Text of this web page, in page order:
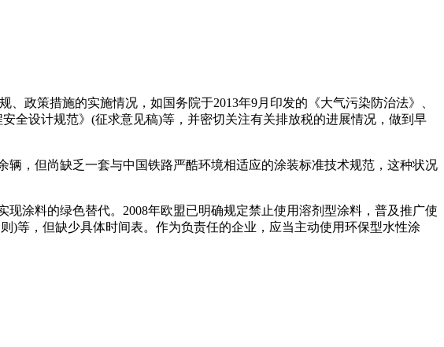
策措施的实施情况，如国务院于2013年9月印发的《大气污染防治法》、
全设计规范》(征求意见稿)等，并密切关注有关排放税的进展情况，做到早
，但尚缺乏一套与中国铁路严酷环境相适应的涂装标准技术规范，这种状况
料的绿色替代。2008年欧盟已明确规定禁止使用溶剂型涂料，普及推广使
)等，但缺少具体时间表。作为负责任的企业，应当主动使用环保型水性涂